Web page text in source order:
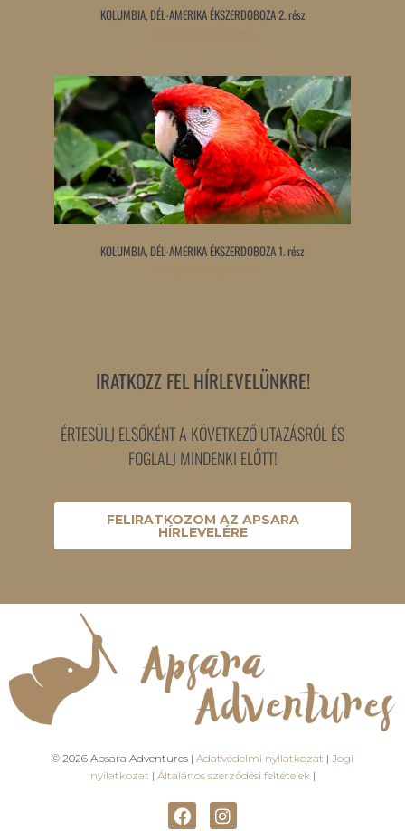
KOLUMBIA, DÉL-AMERIKA ÉKSZERDOBOZA 2. rész
KOLUMBIA, DÉL-AMERIKA ÉKSZERDOBOZA 1. rész
IRATKOZZ FEL HÍRLEVELÜNKRE!
ÉRTESÜLJ ELSŐKÉNT A KÖVETKEZŐ UTAZÁSRÓL ÉS
FOGLALJ MINDENKI ELŐTT!
FELIRATKOZOM AZ APSARA
HÍRLEVELÉRE
© 2026 Apsara Adventures | Adatvédelmi nyilatkozat | Jogi
nyilatkozat | Általános szerződési feltételek |